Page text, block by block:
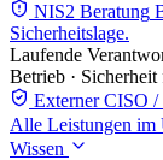
NIS2 Beratung
Sicherheitslage.
Laufende
Betrieb · Sicherheit
Externer CISO
Alle Leistungen im
Wissen